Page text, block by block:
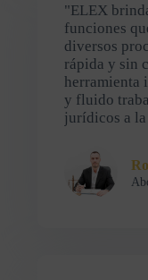
"ELEX
funciones
diversos
rápida y sin
herramienta
y fluido
jurídicos a